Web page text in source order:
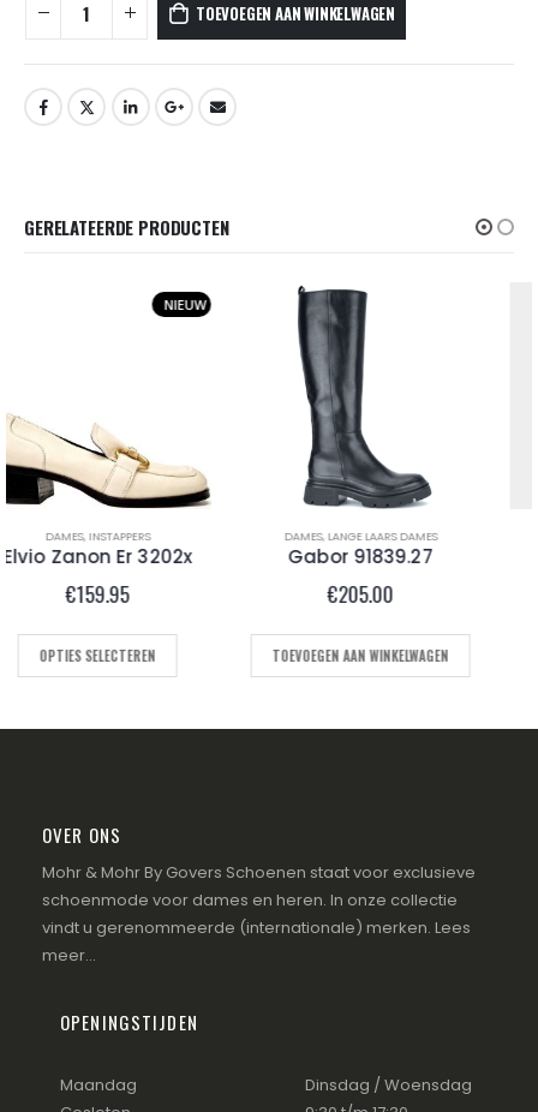
TOEVOEGEN AAN WINKELWAGEN
GERELATEERDE PRODUCTEN
DAMES,LANGE LAARS DAMES
Gabor 91839.27
€205.00
TOEVOEGEN AAN WINKELWAGEN
DAMES,PUMPS
Abano 2338 Nero
€149.95
OPTIES SELECTEREN
OVER ONS
Mohr & Mohr By Govers Schoenen staat voor exclusieve
schoenmode voor dames en heren. In onze collectie
vindt u gerenommeerde (internationale) merken. Lees
meer...
OPENINGSTIJDEN
Maandag
Dinsdag / Woensdag